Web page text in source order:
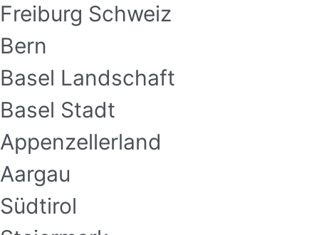
Freiburg Schweiz
Bern
Basel Landschaft
Basel Stadt
Appenzellerland
Aargau
Südtirol